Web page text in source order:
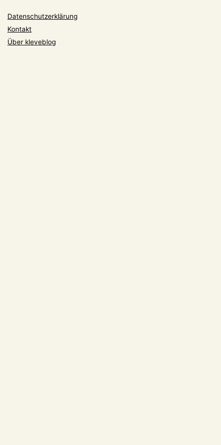
Datenschutzerklärung
Kontakt
Über kleveblog